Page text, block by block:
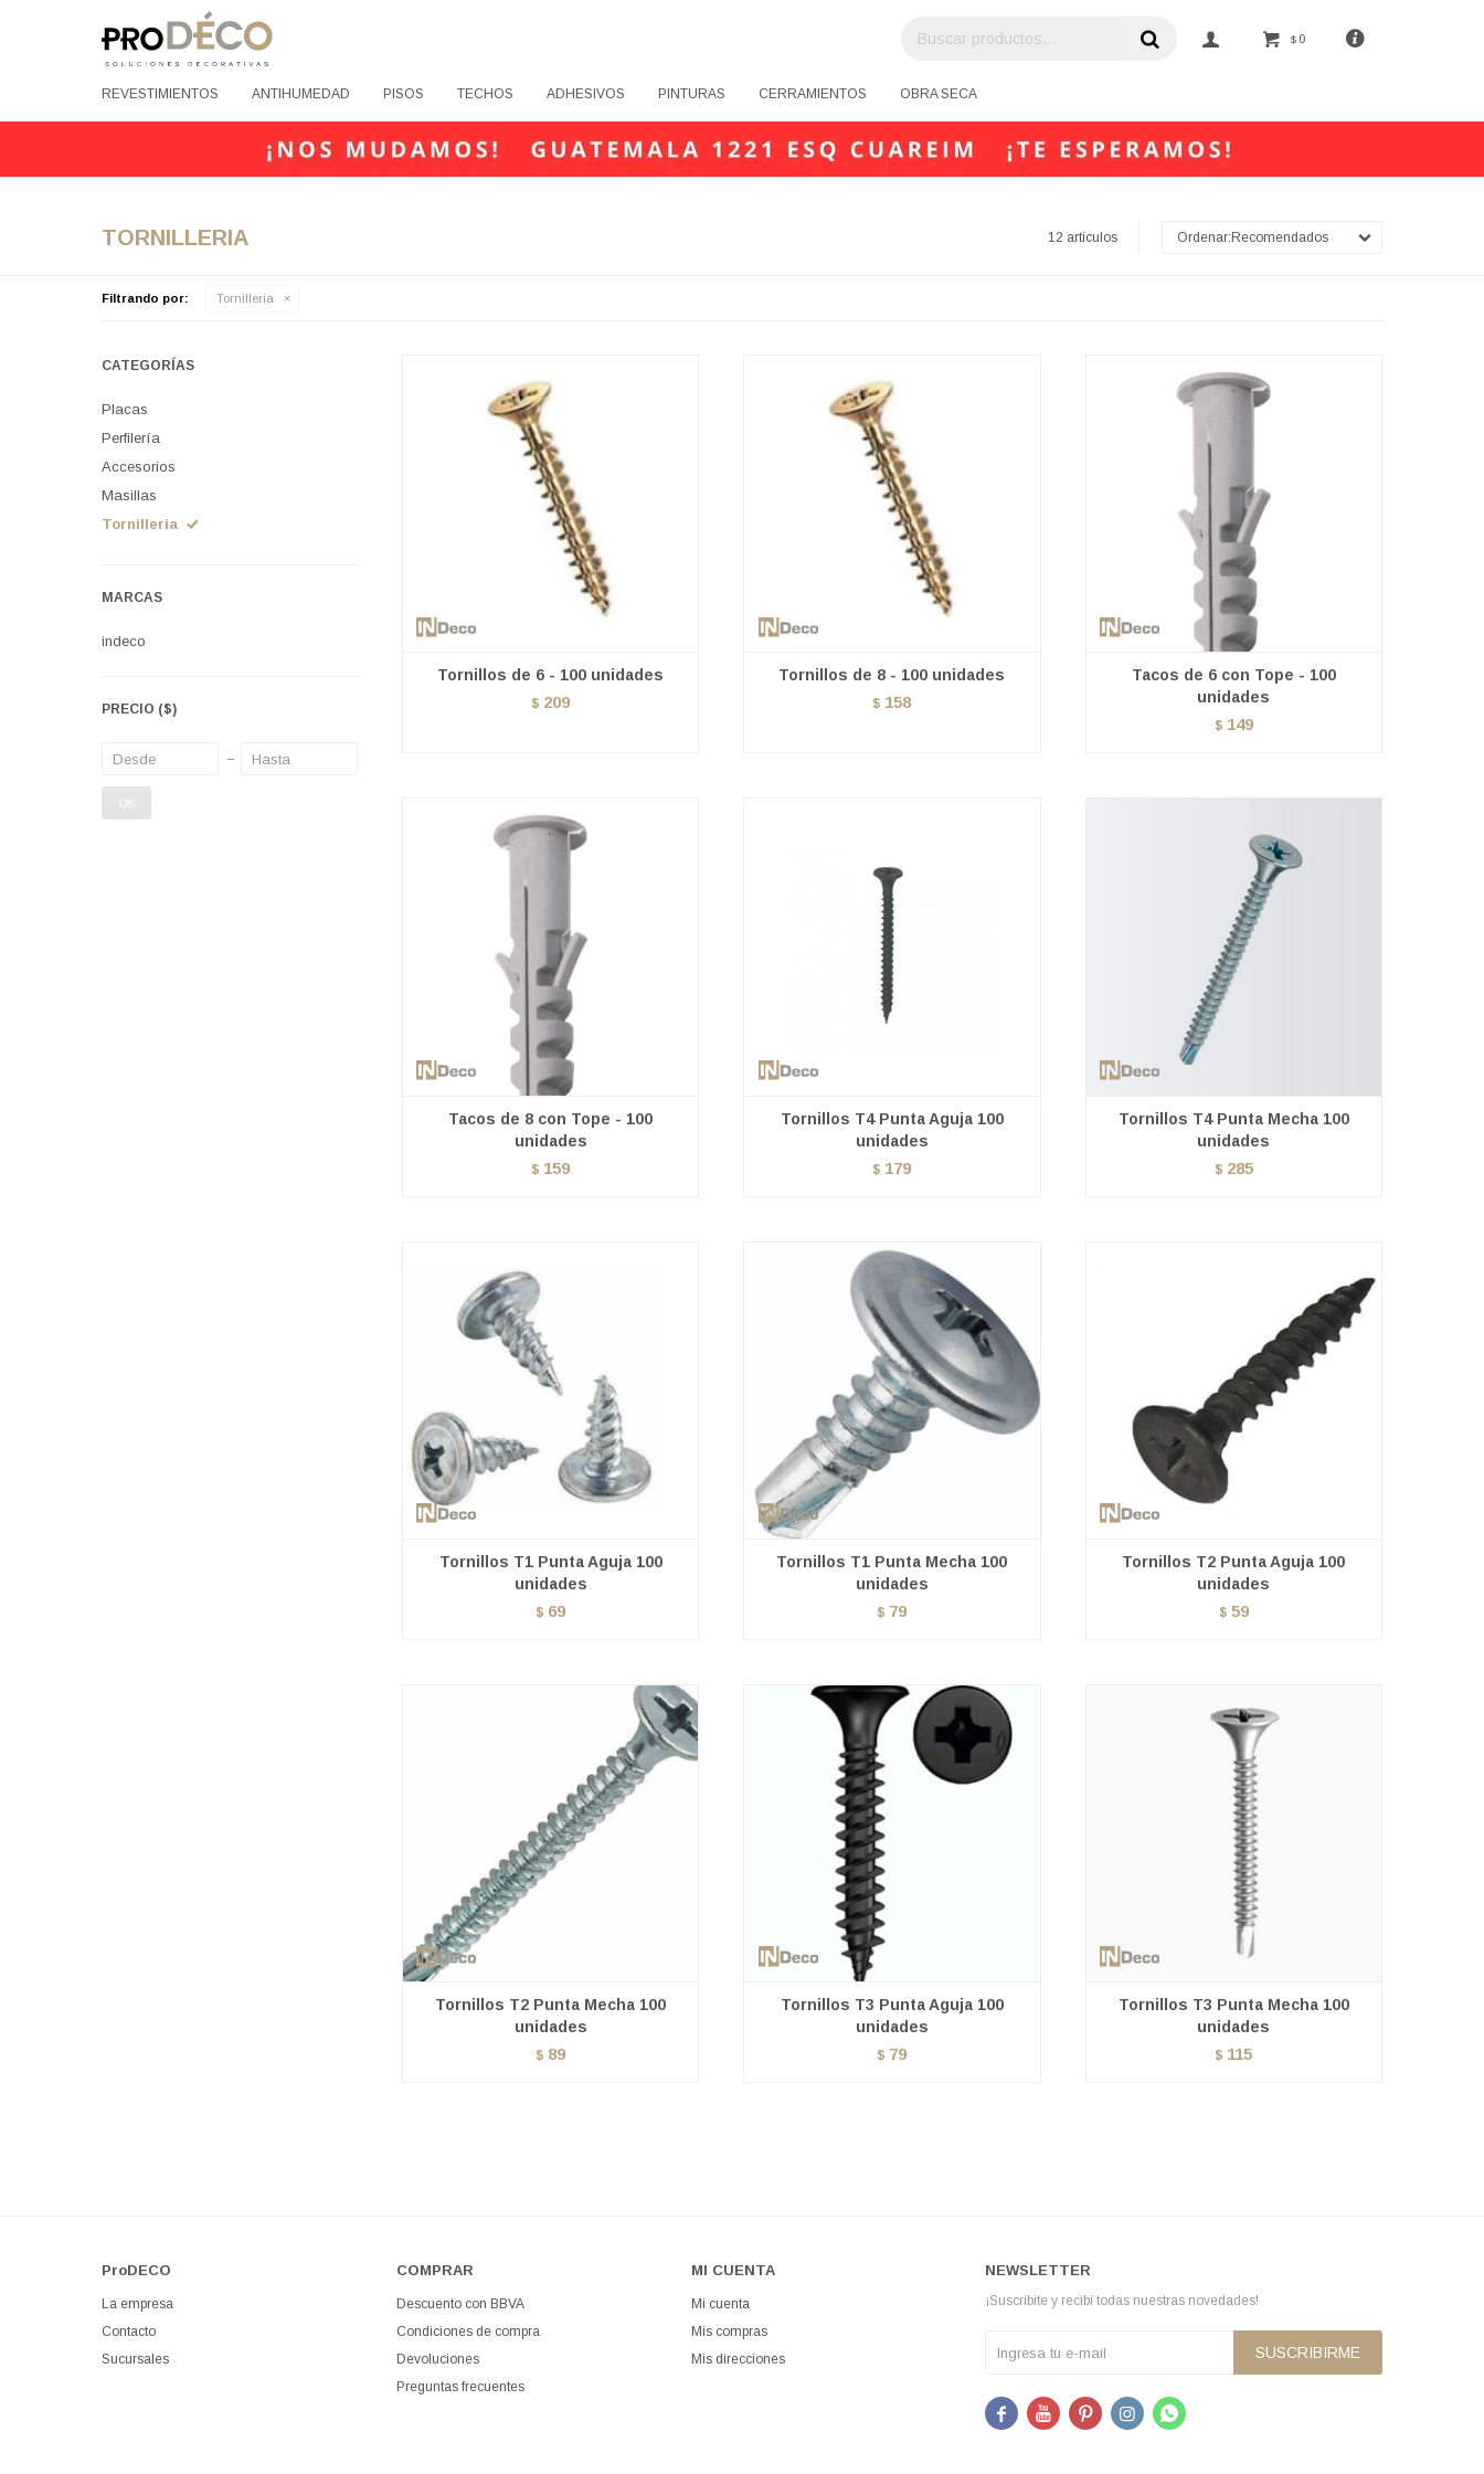
REVESTIMIENTOS ANTIHUMEDAD PISOS TECHOS ADHESIVOS PINTURAS CERRAMIENTOS OBRA SECA
$ 0
TORNILLERIA 12 artículos Recomendados
Filtrando por: Tornilleria
Tornillos de 6 - 100 unidades
$ 209
Tornillos de 8 - 100 unidades
$ 158
Tacos de 6 con Tope - 100
unidades
$ 149
Tacos de 8 con Tope - 100
unidades
$ 159
Tornillos T4 Punta Aguja 100
unidades
$ 179
Tornillos T4 Punta Mecha 100
unidades
$ 285
Tornillos T1 Punta Aguja 100
unidades
$ 69
Tornillos T1 Punta Mecha 100
unidades
$ 79
Tornillos T2 Punta Aguja 100
unidades
$ 59
Tornillos T2 Punta Mecha 100
unidades
$ 89
Tornillos T3 Punta Aguja 100
unidades
$ 79
Tornillos T3 Punta Mecha 100
unidades
$ 115
CATEGORÍAS
Placas
Perfilería
Accesorios
Masillas
Tornilleria
MARCAS
indeco
PRECIO ($)
OK
ProDECO
La empresa
Contacto
Sucursales
COMPRAR
Descuento con BBVA
Condiciones de compra
Devoluciones
Preguntas frecuentes
MI CUENTA
Mi cuenta
Mis compras
Mis direcciones
NEWSLETTER
¡Suscribite y recibí todas nuestras novedades!
SUSCRIBIRME
    